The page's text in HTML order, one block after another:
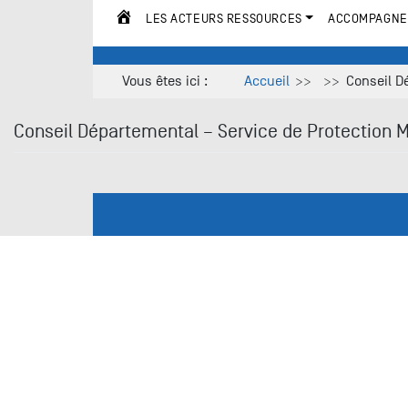
ACCUEIL
LES ACTEURS RESSOURCES
Vous êtes ici : Accueil Conseil
Conseil Départemental – Service de Protection